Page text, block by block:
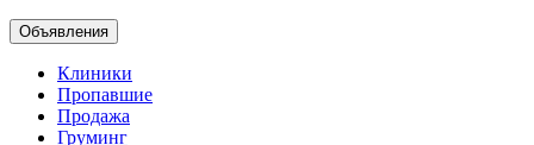
Объявления
Клиники
Пропавшие
Продажа
Груминг